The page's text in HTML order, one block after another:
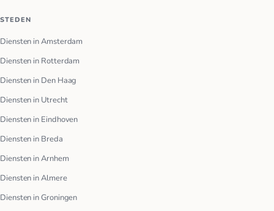
STEDEN
Diensten in Amsterdam
Diensten in Rotterdam
Diensten in Den Haag
Diensten in Utrecht
Diensten in Eindhoven
Diensten in Breda
Diensten in Arnhem
Diensten in Almere
Diensten in Groningen